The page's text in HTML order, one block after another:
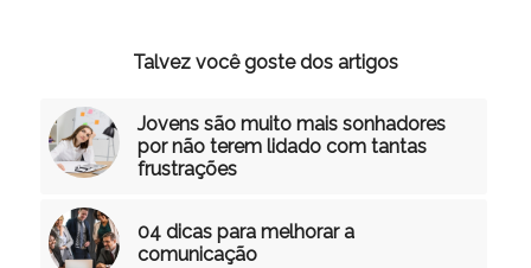
Talvez você goste dos artigos
Jovens são muito mais sonhadores
por não terem lidado com tantas
frustrações
04 dicas para melhorar a
comunicação